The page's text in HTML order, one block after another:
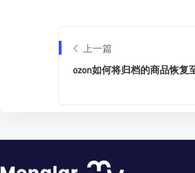
上一篇
ozon如何将归档的商品恢复